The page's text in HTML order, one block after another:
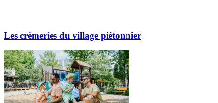
Les crèmeries du village piétonnier